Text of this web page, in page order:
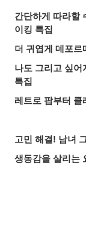
간단하게 따라할
이킹 특집
더 귀엽게 데포르
나도 그리고 싶어
특집
레트로 팝부터 클
고민 해결! 남녀
생동감을 살리는